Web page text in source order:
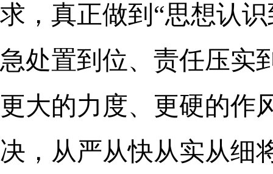
求，真正做到“思想认
急处置到位、责任压实
更大的力度、更硬的作
决，从严从快从实从细